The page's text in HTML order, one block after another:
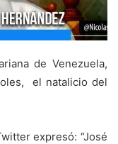
de Venezuela,
el natalicio del
expresó: “José